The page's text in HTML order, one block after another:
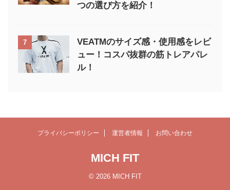
つの選び方を紹介！
7
VEATMのサイズ感・使用感をレビ
ュー！コスパ抜群の筋トレアパレ
ル！
プライバシーポリシー 運営者情報 お問い合わせ
MICH FIT
© 2026 MICH FIT